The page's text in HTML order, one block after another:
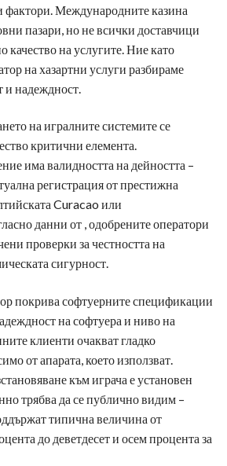
фактори. Международните казина
пазари, но не всички доставчици
качество на услугите. Ние като
на хазартни услуги разбираме
и надеждност.
на игралните системите се
критични елемента.
има валидността на дейността –
регистрация от престижна
Curacao или
данни от , одобрените оператори
проверки за честността на
сигурност.
покрива софтуерните спецификации
на софтуера и ниво на
клиенти очакват гладко
от апарата, което използват.
към играча е установен
трябва да се публично видим –
типична величина от
до деветдесет и осем процента за